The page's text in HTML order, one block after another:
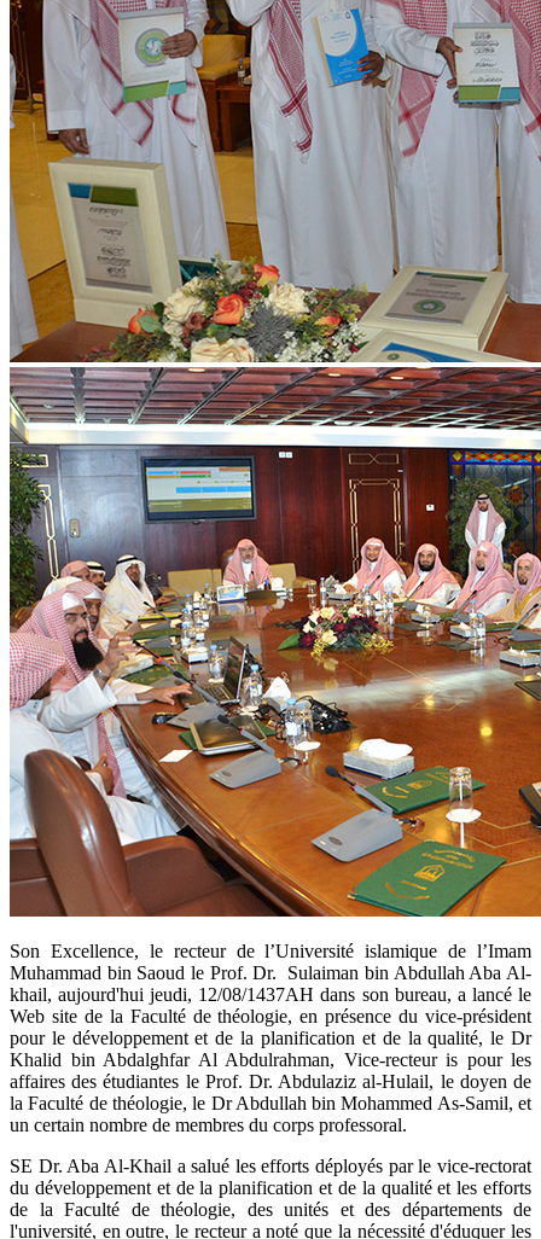
​Son Excellence, le recteur de l’Université islamique de l’Imam
Muhammad bin Saoud le Prof. Dr. Sulaiman bin Abdullah Aba Al-
khail, aujourd'hui jeudi, 12/08/1437AH dans son bureau, a lancé le
Web site de la Faculté de théologie, en présence du vice-président
pour le développement et de la planification et de la qualité, le Dr
Khalid bin Abdalghfar Al Abdulrahman, Vice-recteur is pour les
affaires des étudiantes le Prof. Dr. Abdulaziz al-Hulail, le doyen de
la Faculté de théologie, le Dr Abdullah bin Mohammed As-Samil, et
un certain nombre de membres du corps professoral.
SE Dr. Aba Al-Khail a salué les efforts déployés par le vice-rectorat
du développement et de la planification et de la qualité et les efforts
de la Faculté de théologie, des unités et des départements de
l'université, en outre, le recteur a noté que la nécessité d'éduquer les